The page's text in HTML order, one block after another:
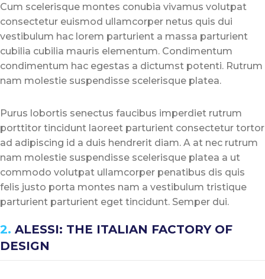
Cum scelerisque montes conubia vivamus volutpat
consectetur euismod ullamcorper netus quis dui
vestibulum hac lorem parturient a massa parturient
cubilia cubilia mauris elementum. Condimentum
condimentum hac egestas a dictumst potenti. Rutrum
nam molestie suspendisse scelerisque platea.
Purus lobortis senectus faucibus imperdiet rutrum
porttitor tincidunt laoreet parturient consectetur tortor
ad adipiscing id a duis hendrerit diam. A at nec rutrum
nam molestie suspendisse scelerisque platea a ut
commodo volutpat ullamcorper penatibus dis quis
felis justo porta montes nam a vestibulum tristique
parturient parturient eget tincidunt. Semper dui.
2. ALESSI: THE ITALIAN FACTORY OF
DESIGN